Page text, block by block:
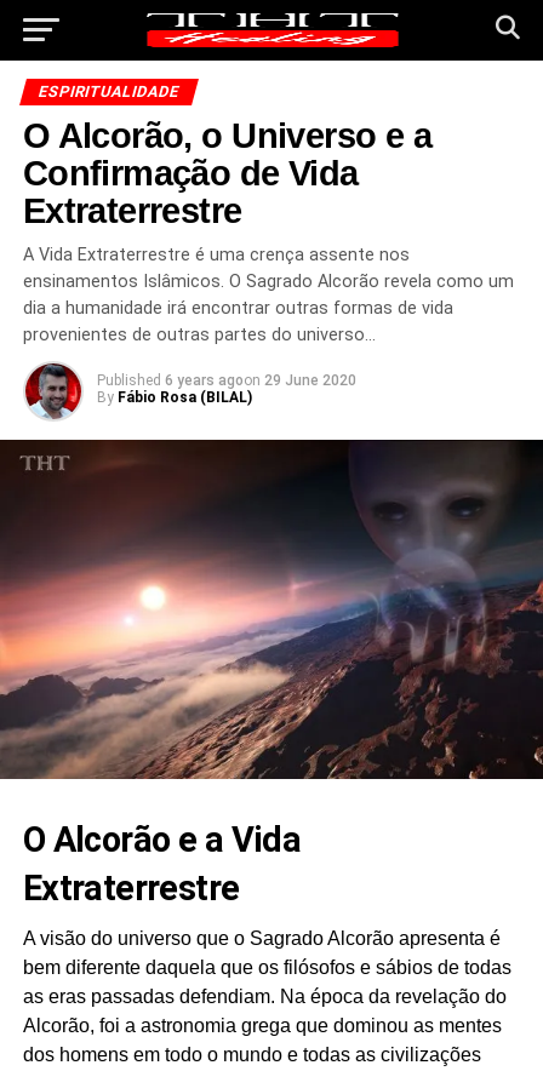
ESPIRITUALIDADE
O Alcorão, o Universo e a
Confirmação de Vida
Extraterrestre
A Vida Extraterrestre é uma crença assente nos
ensinamentos Islâmicos. O Sagrado Alcorão revela como um
dia a humanidade irá encontrar outras formas de vida
provenientes de outras partes do universo…
Published 6 years agoon 29 June 2020
By Fábio Rosa (BILAL)
O Alcorão e a Vida
Extraterrestre
A visão do universo que o Sagrado Alcorão apresenta é
bem diferente daquela que os filósofos e sábios de todas
as eras passadas defendiam. Na época da revelação do
Alcorão, foi a astronomia grega que dominou as mentes
dos homens em todo o mundo e todas as civilizações